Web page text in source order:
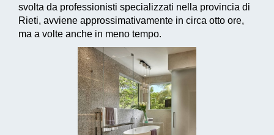
svolta da professionisti specializzati nella provincia di
Rieti, avviene approssimativamente in circa otto ore,
ma a volte anche in meno tempo.